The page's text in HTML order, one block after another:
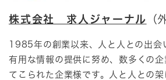
株式会社 求人ジャーナル （
1985年の創業以来、人と人との出会
有用な情報の提供に努め、数多くの
てこられた企業様です。人と人との